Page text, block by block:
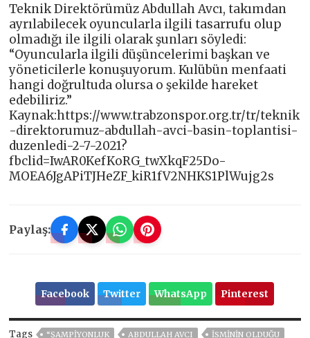
Teknik Direktörümüz Abdullah Avcı, takımdan
ayrılabilecek oyuncularla ilgili tasarrufu olup
olmadığı ile ilgili olarak şunları söyledi:
“Oyuncularla ilgili düşüncelerimi başkan ve
yöneticilerle konuşuyorum. Kulübün menfaati
hangi doğrultuda olursa o şekilde hareket
edebiliriz.”
Kaynak:https://www.trabzonspor.org.tr/tr/teknik
-direktorumuz-abdullah-avci-basin-toplantisi-
duzenledi-2-7-2021?
fbclid=IwAR0KefKoRG_twXkqF25Do-
MOEA6JgAPiTJHeZF_kiR1fV2NHKS1PlWujg2s
Paylaş:
Facebook Twitter WhatsApp Pinterest
Tags “ŞAMPİYONLUK ABDULLAH AVCI
İSMİNİN OLDUĞU